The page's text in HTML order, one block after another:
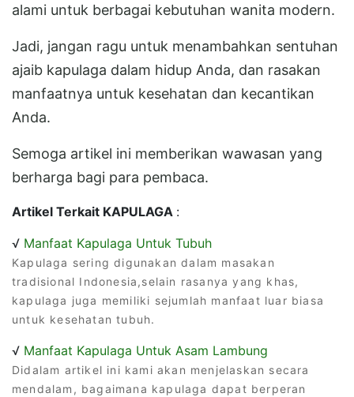
alami untuk berbagai kebutuhan wanita modern.
Jadi, jangan ragu untuk menambahkan sentuhan
ajaib kapulaga dalam hidup Anda, dan rasakan
manfaatnya untuk kesehatan dan kecantikan
Anda.
Semoga artikel ini memberikan wawasan yang
berharga bagi para pembaca.
Artikel Terkait KAPULAGA :
√ Manfaat Kapulaga Untuk Tubuh
Kapulaga sering digunakan dalam masakan
tradisional Indonesia,selain rasanya yang khas,
kapulaga juga memiliki sejumlah manfaat luar biasa
untuk kesehatan tubuh.
√ Manfaat Kapulaga Untuk Asam Lambung
Didalam artikel ini kami akan menjelaskan secara
mendalam, bagaimana kapulaga dapat berperan